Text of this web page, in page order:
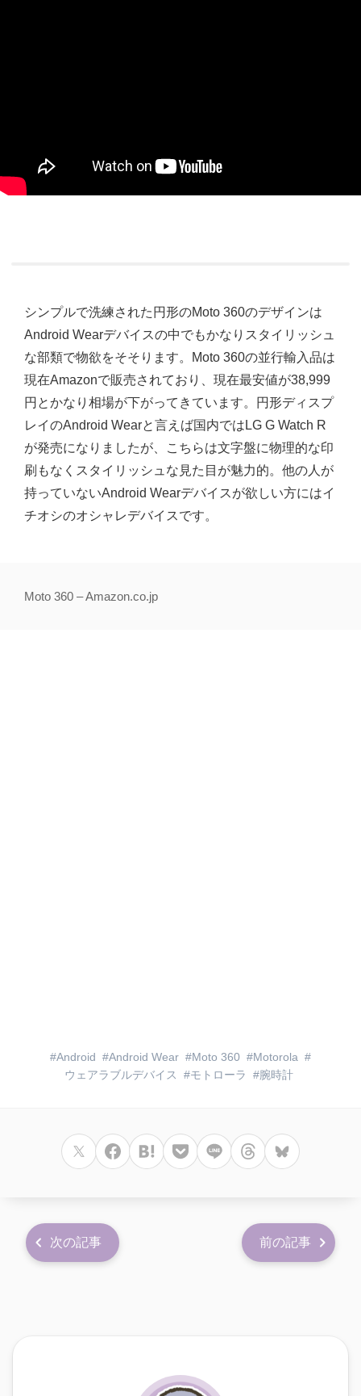
シンプルで洗練された円形のMoto 360のデザインは
Android Wearデバイスの中でもかなりスタイリッシュ
な部類で物欲をそそります。Moto 360の並行輸入品は
現在Amazonで販売されており、現在最安値が38,999
円とかなり相場が下がってきています。円形ディスプ
レイのAndroid Wearと言えば国内ではLG G Watch R
が発売になりましたが、こちらは文字盤に物理的な印
刷もなくスタイリッシュな見た目が魅力的。他の人が
持っていないAndroid Wearデバイスが欲しい方にはイ
チオシのオシャレデバイスです。
Moto 360 – Amazon.co.jp
Android Android Wear Moto 360
Motorola
ウェアラブルデバイス
モトローラ 腕時計
次の記事 前の記事